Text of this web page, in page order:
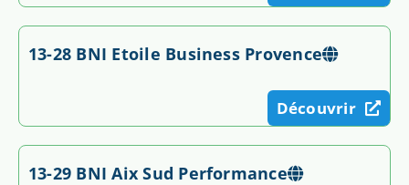
13-28 BNI Etoile Business Provence
Découvrir
13-29 BNI Aix Sud Performance